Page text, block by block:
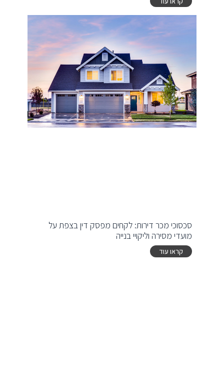
סכסוכי מכר דירות: לקחים מפסק דין בצפת על
מועדי מסירה וליקויי בנייה
קראו עוד